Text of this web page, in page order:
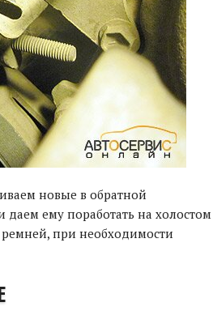
новые в обратной
даем ему поработать на холостом
при необходимости